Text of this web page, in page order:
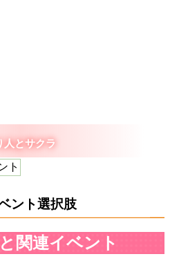
人とサクラ
ト
ント選択肢
関連イベント